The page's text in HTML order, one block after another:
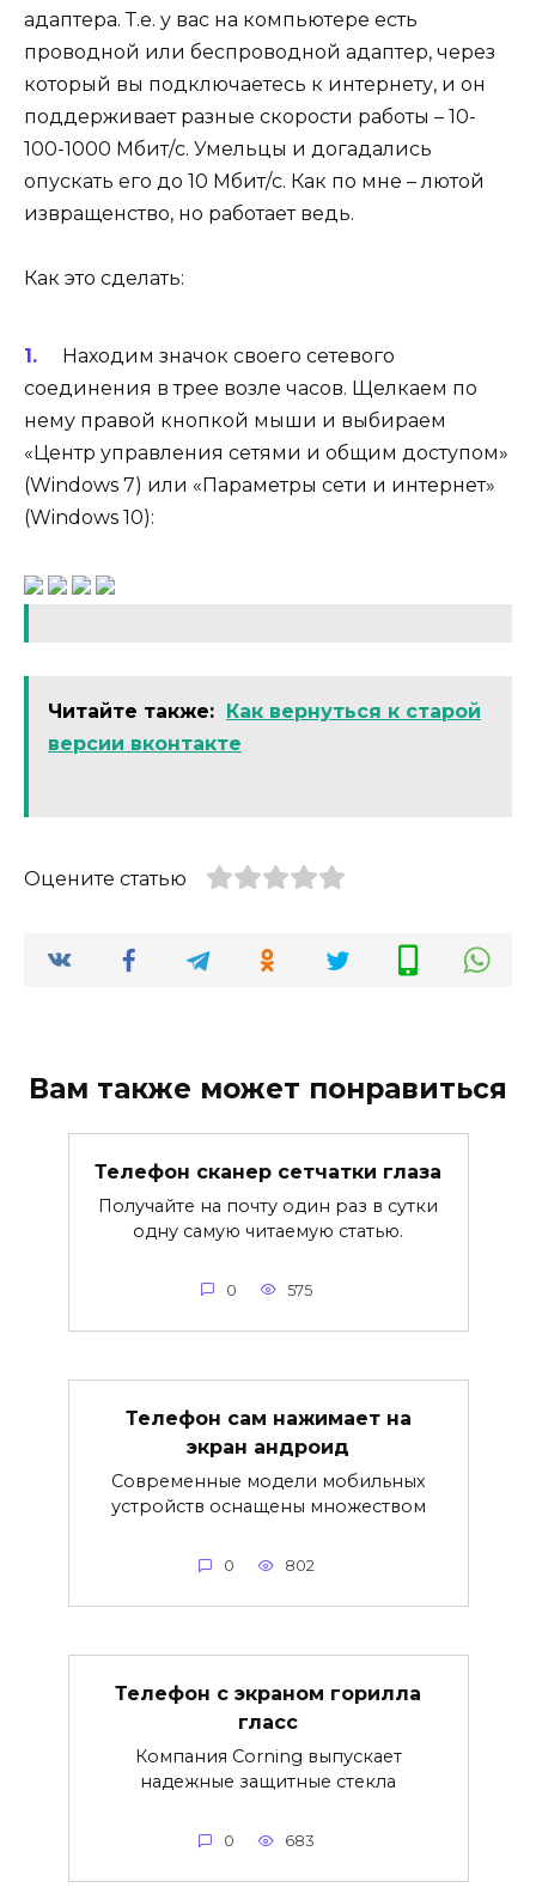
адаптера. Т.е. у вас на компьютере есть
проводной или беспроводной адаптер, через
который вы подключаетесь к интернету, и он
поддерживает разные скорости работы – 10-
100-1000 Мбит/c. Умельцы и догадались
опускать его до 10 Мбит/c. Как по мне – лютой
извращенство, но работает ведь.
Как это сделать:
Находим значок своего сетевого
соединения в трее возле часов. Щелкаем по
нему правой кнопкой мыши и выбираем
«Центр управления сетями и общим доступом»
(Windows 7) или «Параметры сети и интернет»
(Windows 10):
Читайте также: Как вернуться к старой
версии вконтакте
Оцените статью
Вам также может понравиться
Телефон сканер сетчатки глаза
Получайте на почту один раз в сутки
одну самую читаемую статью.
0 575
Телефон сам нажимает на
экран андроид
Современные модели мобильных
устройств оснащены множеством
0 802
Телефон с экраном горилла
гласс
Компания Corning выпускает
надежные защитные стекла
0 683